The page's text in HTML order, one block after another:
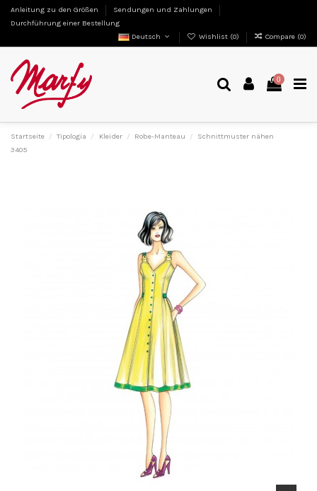
Anleitung zu den Größen
Sendungen und Zahlungen
Durchführung einer Bestellung
Deutsch
Wishlist (0) Compare (0)
0
Startseite Tipologia Kleider Robe-Manteau
Schnittmuster nähen
3405